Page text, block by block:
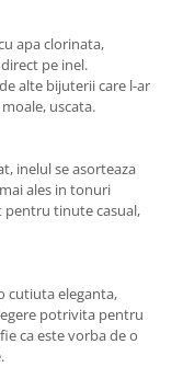
apa clorinata,
pe inel.
alte bijuterii care l-ar
uscata.
inelul se asorteaza
ales in tonuri
pentru tinute casual,
cutiuta eleganta,
potrivita pentru
ca este vorba de o